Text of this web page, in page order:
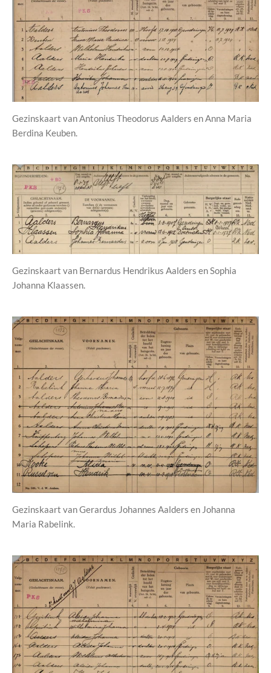
Gezinskaart van Antonius Theodorus Aalders en Anna Maria
Berdina Keuben.
Gezinskaart van Bernardus Hendrikus Aalders en Sophia
Johanna Klaassen.
Gezinskaart van Gerardus Johannes Aalders en Johanna
Maria Rabelink.